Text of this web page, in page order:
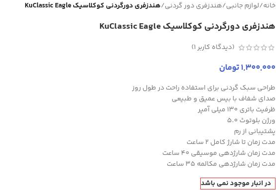
خانه/لوازم جانبی/هندزفری دور گردنی/هندزفری دورگردنی کوکلاسیک KuClassic Eagle
هندزفری دورگردنی کوکلاسیک KuClassic Eagle
(دیدگاه کاربر1
)
1,300,000تومان
طراحی سبک گردنی برای استفاده راحت در طول روز
صدای شفاف با بیس عمیق و طبیعی
ظرفیت باتری 130 میلی آمپر
ورژن بلوتوث 5.0
پشتیبانی از رم
مدت زمان تا شارژ کامل 2 ساعت
مدت زمان شارژدهی موسیقی 40 ساعت
مدت زمان شارژدهی مکالمه 35 ساعت
در انبار موجود نمی باشد